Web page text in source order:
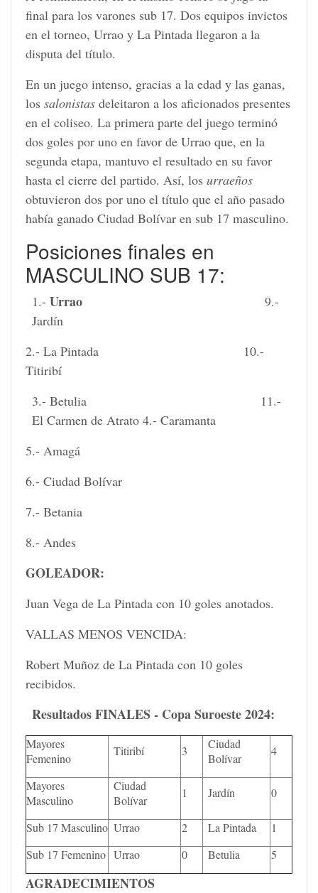
final para los varones sub 17. Dos equipos invictos
en el torneo, Urrao y La Pintada llegaron a la
disputa del título.
En un juego intenso, gracias a la edad y las ganas,
los salonistas deleitaron a los aficionados presentes
en el coliseo. La primera parte del juego terminó
dos goles por uno en favor de Urrao que, en la
segunda etapa, mantuvo el resultado en su favor
hasta el cierre del partido. Así, los urraeños
obtuvieron dos por uno el título que el año pasado
había ganado Ciudad Bolívar en sub 17 masculino.
Posiciones finales en
MASCULINO SUB 17:
1.- Urrao9.-
Jardín
2.- La Pintada 10.-
Titiribí
3.- Betulia 11.-
El Carmen de Atrato 4.- Caramanta
5.- Amagá
6.- Ciudad Bolívar
7.- Betania
8.- Andes
GOLEADOR:
Juan Vega de La Pintada con 10 goles anotados.
VALLAS MENOS VENCIDA:
Robert Muñoz de La Pintada con 10 goles
recibidos.
Resultados FINALES - Copa Suroeste 2024:
Mayores
Femenino
Titiribí 3
Ciudad
Bolívar
4
Mayores
Masculino
Ciudad
Bolívar
1 Jardín 0
Sub 17 Masculino Urrao 2 La Pintada
1
Sub 17 Femenino Urrao 0 Betulia 5
AGRADECIMIENTOS